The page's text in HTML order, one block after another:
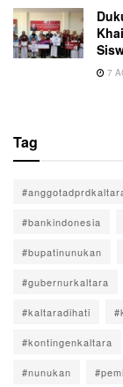
7
Tag
#bankindonesia
#bupatinunukan
#gubernurkaltara
#kaltaradihati
#kontingenkaltara
#nunukan